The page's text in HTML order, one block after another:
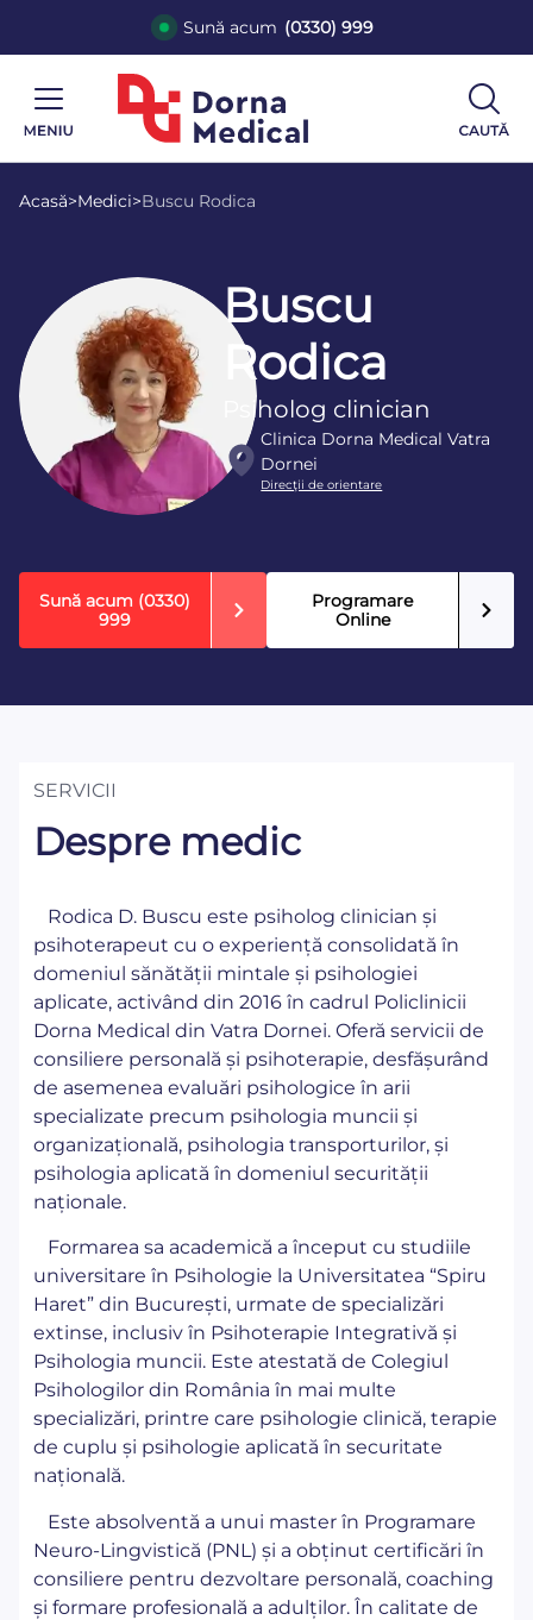
Sună acum (0330) 999
Acasă>Medici>Buscu Rodica
Buscu
Rodica
Psiholog clinician
Clinica Dorna Medical Vatra
Dornei
Direcţii de orientare
Sună acum (0330)
999
Programare
Online
SERVICII
Despre medic
Rodica D. Buscu este psiholog clinician și
psihoterapeut cu o experiență consolidată în
domeniul sănătății mintale și psihologiei
aplicate, activând din 2016 în cadrul Policlinicii
Dorna Medical din Vatra Dornei. Oferă servicii de
consiliere personală și psihoterapie, desfășurând
de asemenea evaluări psihologice în arii
specializate precum psihologia muncii și
organizațională, psihologia transporturilor, și
psihologia aplicată în domeniul securității
naționale.
Formarea sa academică a început cu studiile
universitare în Psihologie la Universitatea “Spiru
Haret” din București, urmate de specializări
extinse, inclusiv în Psihoterapie Integrativă și
Psihologia muncii. Este atestată de Colegiul
Psihologilor din România în mai multe
specializări, printre care psihologie clinică, terapie
de cuplu și psihologie aplicată în securitate
națională.
Este absolventă a unui master în Programare
Neuro-Lingvistică (PNL) și a obținut certificări în
consiliere pentru dezvoltare personală, coaching
și formare profesională a adulților. În calitate de